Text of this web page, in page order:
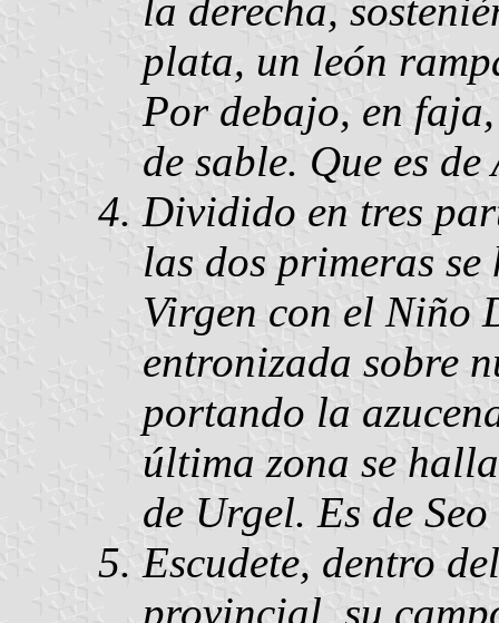
la derecha,
plata, un león
Por debajo, en
de sable. Que es de
Dividido en tres
las dos primeras
Virgen con el Niño
entronizada sobre
portando la
última zona se
de Urgel. Es de
Escudete, dentro
provincial, su